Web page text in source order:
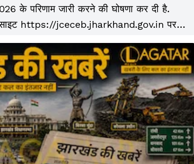
के परिणाम जारी करने की घोषणा कर दी है.
https://jceceb.jharkhand.gov.in पर